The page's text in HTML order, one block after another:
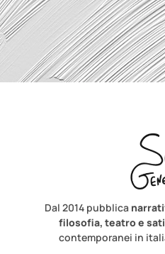
Dal 2014 pubblica
filosofia, teatro e
contemporanei in